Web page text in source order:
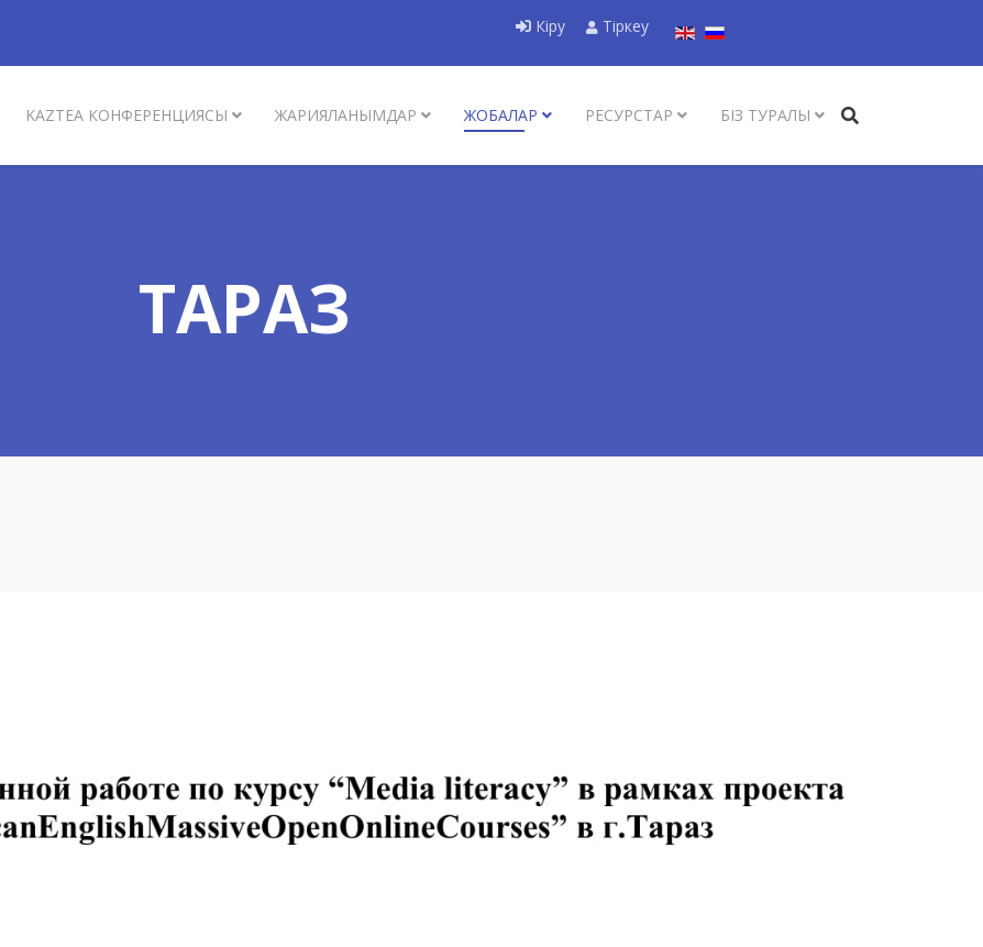
Кіру Тіркеу Тіліңізді таңдаңыз
KAZTEA КОНФЕРЕНЦИЯСЫ ЖАРИЯЛАНЫМДАР ЖОБАЛАР РЕСУРСТАР БІЗ ТУРАЛЫ
ТАРАЗ